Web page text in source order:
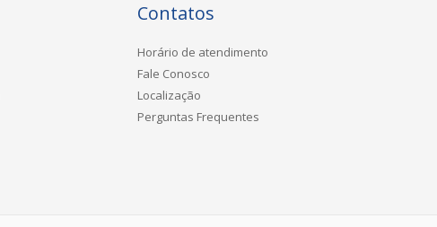
Contatos
Horário de atendimento
Fale Conosco
Localização
Perguntas Frequentes